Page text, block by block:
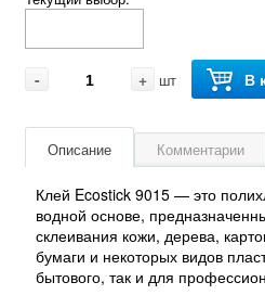
- + шт В
Описание Комментарии
Клей Ecostick 9015 — это
водной основе,
склеивания кожи, дерева,
бумаги и некоторых видов
бытового, так и для